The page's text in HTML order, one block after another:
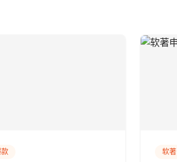
软著